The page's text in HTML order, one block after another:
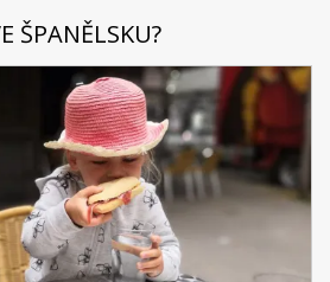
ŠPANĚLSKU?